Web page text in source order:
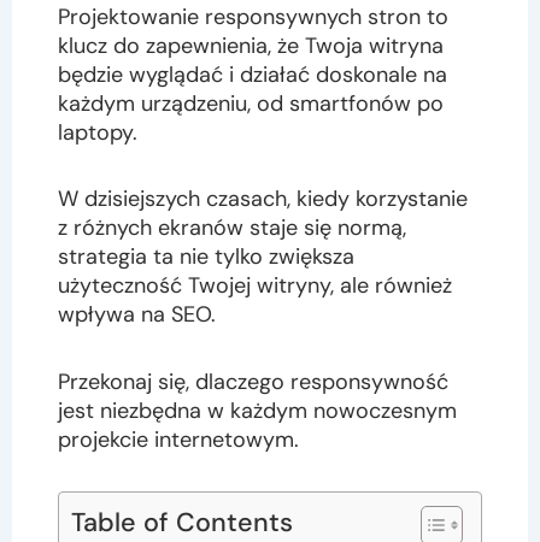
Projektowanie responsywnych stron to
klucz do zapewnienia, że Twoja witryna
będzie wyglądać i działać doskonale na
każdym urządzeniu, od smartfonów po
laptopy.
W dzisiejszych czasach, kiedy korzystanie
z różnych ekranów staje się normą,
strategia ta nie tylko zwiększa
użyteczność Twojej witryny, ale również
wpływa na SEO.
Przekonaj się, dlaczego responsywność
jest niezbędna w każdym nowoczesnym
projekcie internetowym.
Table of Contents